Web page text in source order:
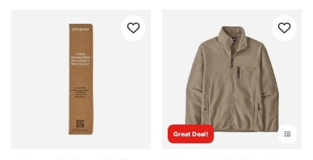
Great Deal!